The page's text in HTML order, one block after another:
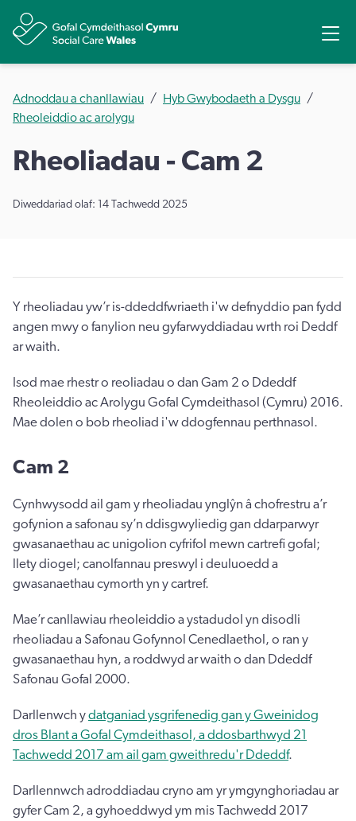
Adnoddau a chanllawiau
Hyb Gwybodaeth a Dysgu
Rheoleiddio ac arolygu
Rheoliadau - Cam 2
Diweddariad olaf: 14 Tachwedd 2025
Y rheoliadau yw’r is-ddeddfwriaeth i'w defnyddio pan fydd
angen mwy o fanylion neu gyfarwyddiadau wrth roi Deddf
ar waith.
Isod mae rhestr o reoliadau o dan Gam 2 o Ddeddf
Rheoleiddio ac Arolygu Gofal Cymdeithasol (Cymru) 2016.
Mae dolen o bob rheoliad i'w ddogfennau perthnasol.
Cam 2
Cynhwysodd ail gam y rheoliadau ynglŷn â chofrestru a’r
gofynion a safonau sy’n ddisgwyliedig gan ddarparwyr
gwasanaethau ac unigolion cyfrifol mewn cartrefi gofal;
llety diogel; canolfannau preswyl i deuluoedd a
gwasanaethau cymorth yn y cartref.
Mae’r canllawiau rheoleiddio a ystadudol yn disodli
rheoliadau a Safonau Gofynnol Cenedlaethol, o ran y
gwasanaethau hyn, a roddwyd ar waith o dan Ddeddf
Safonau Gofal 2000.
Darllenwch ydatganiad ysgrifenedig gan y Gweinidog
dros Blant a Gofal Cymdeithasol, a ddosbarthwyd 21
Tachwedd 2017 am ail gam gweithredu'r Ddeddf.
Darllennwch adroddiadau cryno am yr ymgynghoriadau ar
gyfer Cam 2, a gyhoeddwyd ym mis Tachwedd 2017